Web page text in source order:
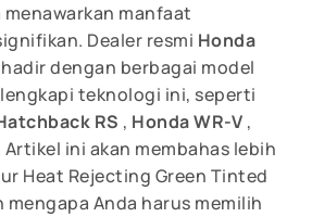
manfaat
Dealer resmi Honda
hadir dengan berbagai model
teknologi ini, seperti
RS , Honda WR-V ,
Artikel ini akan membahas lebih
Heat Rejecting Green Tinted
mengapa Anda harus memilih